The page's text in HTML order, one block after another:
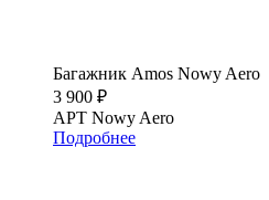
Багажник Amos Nowy Aero
3 900 ₽
АРТ Nowy Aero
Подробнее